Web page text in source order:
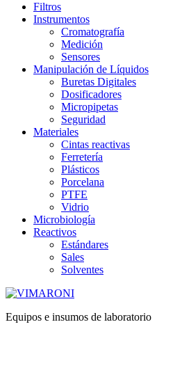
Filtros
Instrumentos
Cromatografía
Medición
Sensores
Manipulación de Líquidos
Buretas Digitales
Dosificadores
Micropipetas
Seguridad
Materiales
Cintas reactivas
Ferretería
Plásticos
Porcelana
PTFE
Vidrio
Microbiología
Reactivos
Estándares
Sales
Solventes
Equipos e insumos de laboratorio